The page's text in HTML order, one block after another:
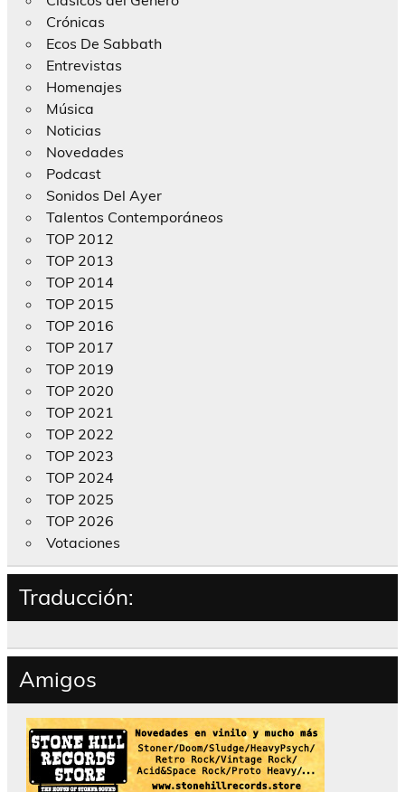
Crónicas
Ecos De Sabbath
Entrevistas
Homenajes
Música
Noticias
Novedades
Podcast
Sonidos Del Ayer
Talentos Contemporáneos
TOP 2012
TOP 2013
TOP 2014
TOP 2015
TOP 2016
TOP 2017
TOP 2019
TOP 2020
TOP 2021
TOP 2022
TOP 2023
TOP 2024
TOP 2025
TOP 2026
Votaciones
Traducción:
Amigos